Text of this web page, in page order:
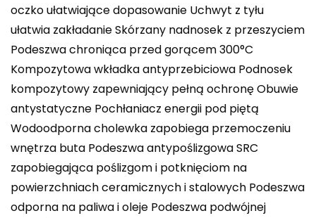
oczko ułatwiające dopasowanie Uchwyt z tyłu
ułatwia zakładanie Skórzany nadnosek z przeszyciem
Podeszwa chroniąca przed gorącem 300°C
Kompozytowa wkładka antyprzebiciowa Podnosek
kompozytowy zapewniający pełną ochronę Obuwie
antystatyczne Pochłaniacz energii pod piętą
Wodoodporna cholewka zapobiega przemoczeniu
wnętrza buta Podeszwa antypoślizgowa SRC
zapobiegająca poślizgom i potknięciom na
powierzchniach ceramicznych i stalowych Podeszwa
odporna na paliwa i oleje Podeszwa podwójnej